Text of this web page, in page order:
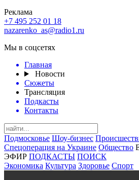
Реклама
+7 495 252 01 18
nazarenko_as@radio1.ru
Мы в соцсетях
Главная
Новости
Сюжеты
Трансляция
Подкасты
Контакты
Подмосковье Шоу-бизнес
Спецоперация на Украине Общество
ЭФИР ПОДКАСТЫ ПОИСК
Экономика Культура Здоровье Спорт